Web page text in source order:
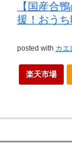
【国産合
援！おうち
posted with カエ
楽天市場